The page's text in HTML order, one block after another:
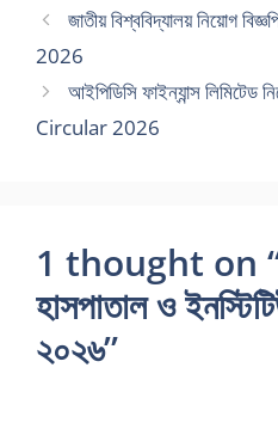
জাতীয় বিশ্ববিদ্যালয় নিয়োগ
2026
আইপিডিসি ফাইন্যান্স
Circular 2026
1 thought on
হাসপাতাল ও
২০২৬”